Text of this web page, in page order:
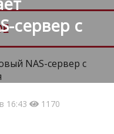
сервер с
16:43 1170